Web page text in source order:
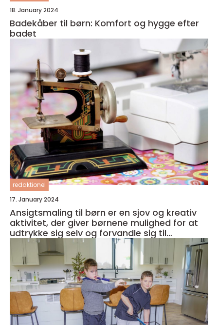
18. January 2024
Badekåber til børn: Komfort og hygge efter
badet
redaktionel
17. January 2024
Ansigtsmaling til børn er en sjov og kreativ
aktivitet, der giver børnene mulighed for at
udtrykke sig selv og forvandle sig til
fantasifulde væsner